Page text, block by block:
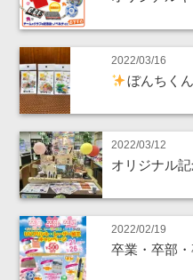
2022/03/16
ぼんちく
2022/03/12
オリジナル記
2022/02/19
卒業・卒部